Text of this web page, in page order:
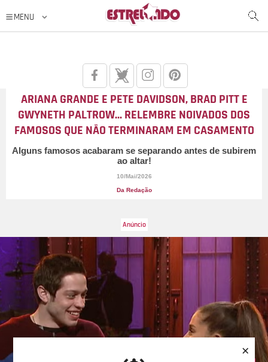
×
ARIANA GRANDE E PETE DAVIDSON, BRAD PITT E
GWYNETH PALTROW... RELEMBRE NOIVADOS DOS
FAMOSOS QUE NÃO TERMINARAM EM CASAMENTO
Alguns famosos acabaram se separando antes de subirem
ao altar!
10/Mai/2026
Da Redação